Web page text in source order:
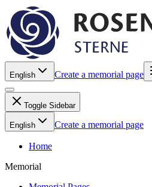
English Create a memorial page
Toggle Sidebar
English Create a memorial page
Home
Memorial